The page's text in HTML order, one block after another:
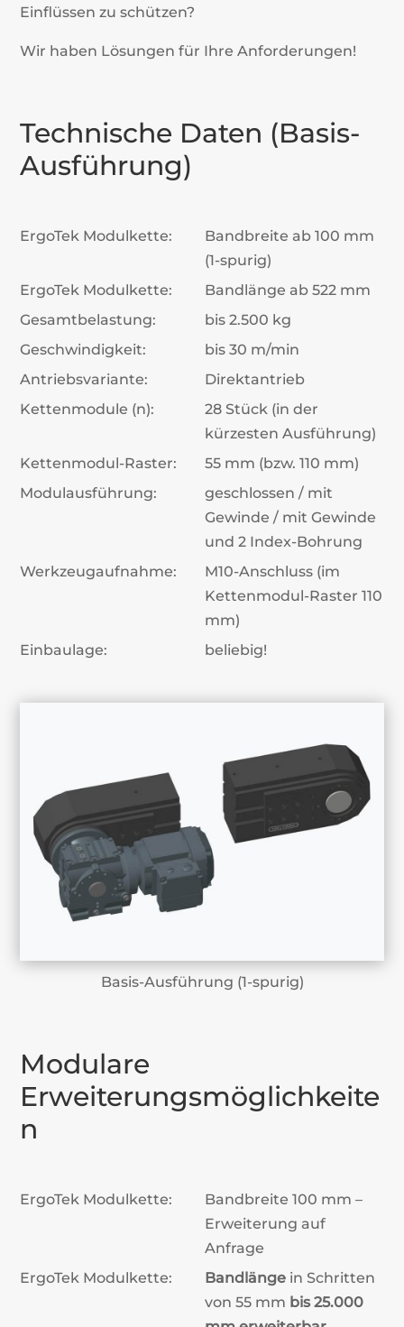
Einflüssen zu schützen?
Wir haben Lösungen für Ihre Anforderungen!
Technische Daten (Basis-
Ausführung)
ErgoTek Modulkette:
Bandbreite ab 100 mm
(1-spurig)
ErgoTek Modulkette:
Bandlänge ab 522 mm
Gesamtbelastung:
bis 2.500 kg
Geschwindigkeit:
bis 30 m/min
Antriebsvariante:
Direktantrieb
Kettenmodule (n):
28 Stück (in der
kürzesten Ausführung)
Kettenmodul-Raster:
55 mm (bzw. 110 mm)
Modulausführung:
geschlossen / mit
Gewinde / mit Gewinde
und 2 Index-Bohrung
Werkzeugaufnahme:
M10-Anschluss (im
Kettenmodul-Raster 110
mm)
Einbaulage:
beliebig!
Basis-Ausführung (1-spurig)
Modulare
Erweiterungsmöglichkeite
n
ErgoTek Modulkette:
Bandbreite 100 mm –
Erweiterung auf
Anfrage
ErgoTek Modulkette:
Bandlänge in Schritten
von 55 mm bis 25.000